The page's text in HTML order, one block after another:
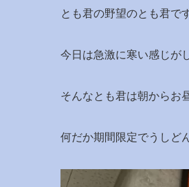
とも君の野望のとも君で
今日は急激に寒い感じが
そんなとも君は朝からお
何だか期間限定でうしど